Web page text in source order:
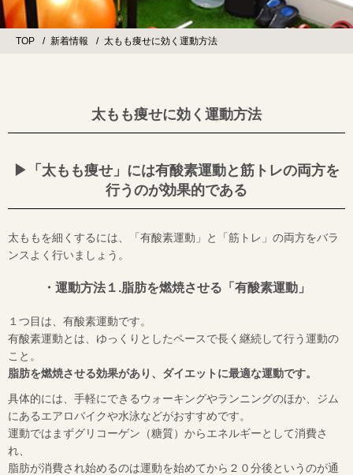
TOP 新着情報 太もも痩せに効く運動方法
太もも痩せに効く運動方法
▶︎「太もも痩せ」には有酸素運動と筋トレの両方を
行うのが効果的である
太ももを細くするには、「有酸素運動」と「筋トレ」の両方をバラ
ンスよく行いましょう。
・運動方法１.脂肪を燃焼させる「有酸素運動」
１つ目は、有酸素運動です。
有酸素運動とは、ゆっくりとしたペースで長く継続して行う運動の
こと。
脂肪を燃焼させる効果があり、ダイエットに最適な運動です。
具体的には、手軽にできるウォーキングやランニングのほか、ジム
にあるエアロバイクや水泳などがおすすめです。
運動ではまずグリコーゲン（糖質）からエネルギーとして消費さ
れ、
脂肪が消費され始めるのは運動を始めてから２０分後というのが通